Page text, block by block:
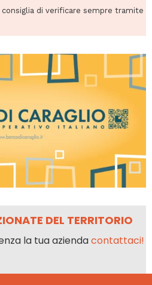
di verificare sempre tramite
DEL TERRITORIO
la tua aziendacontattaci!